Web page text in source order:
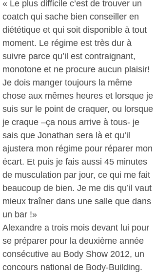
« Le plus difficile c’est de trouver un
coatch qui sache bien conseiller en
diététique et qui soit disponible à tout
moment. Le régime est très dur à
suivre parce qu’il est contraignant,
monotone et ne procure aucun plaisir!
Je dois manger toujours la même
chose aux mêmes heures et lorsque je
suis sur le point de craquer, ou lorsque
je craque –ça nous arrive à tous- je
sais que Jonathan sera là et qu’il
ajustera mon régime pour réparer mon
écart. Et puis je fais aussi 45 minutes
de musculation par jour, ce qui me fait
beaucoup de bien. Je me dis qu’il vaut
mieux traîner dans une salle que dans
un bar !»
Alexandre a trois mois devant lui pour
se préparer pour la deuxième année
consécutive au Body Show 2012, un
concours national de Body-Building.